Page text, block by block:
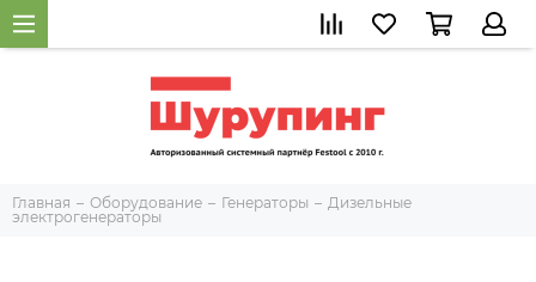
Главная Оборудование Генераторы
Дизельные
электрогенераторы